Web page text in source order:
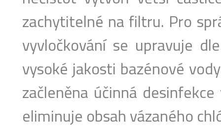
zachytitelné na filtru. Pro
vyvločkování se upravuje
vysoké jakosti bazénové
začleněna účinná
eliminuje obsah vázaného